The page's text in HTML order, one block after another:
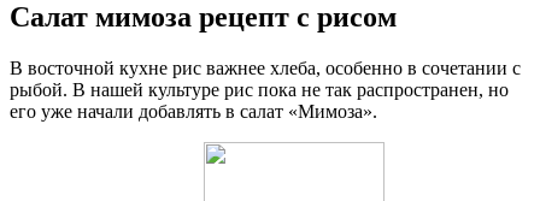
Салат мимоза рецепт с рисом
В восточной кухне рис важнее хлеба, особенно в сочетании с
рыбой. В нашей культуре рис пока не так распространен, но
его уже начали добавлять в салат «Мимоза».